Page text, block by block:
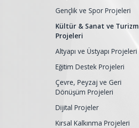
Gençlik ve Spor Projeleri
Kültür & Sanat ve Turizm
Projeleri
Altyapı ve Üstyapı Projeleri
Eğitim Destek Projeleri
Çevre, Peyzaj ve Geri
Dönüşüm Projeleri
Dijital Projeler
Kırsal Kalkınma Projeleri